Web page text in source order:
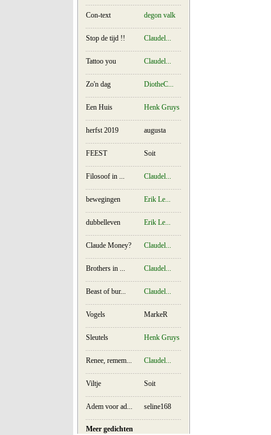
Con-text degon valk
Stop de tijd !! Claudel...
Tattoo you Claudel...
Zo'n dag DiotheC...
Een Huis Henk Gruys
herfst 2019 augusta
FEEST Soit
Filosoof in ... Claudel...
bewegingen Erik Le...
dubbelleven Erik Le...
Claude Money? Claudel...
Brothers in ... Claudel...
Beast of bur... Claudel...
Vogels MarkeR
Sleutels Henk Gruys
Renee, remem... Claudel...
Viltje Soit
Adem voor ad... seline168
Meer gedichten